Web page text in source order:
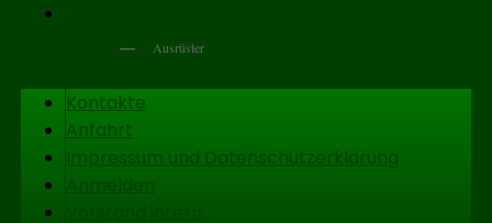
Ausrüster
Seitenfuß-
Menü
Kontakte
Anfahrt
Impressum und Datenschutzerklärung
Anmelden